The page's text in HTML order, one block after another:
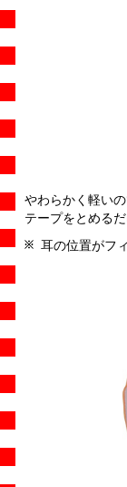
やわらかく軽い
テープをとめる
耳の位置がフ